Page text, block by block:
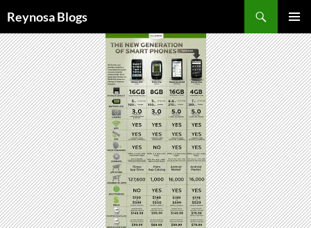
Reynosa Blogs
MENÚ
AL
CONTENIDO